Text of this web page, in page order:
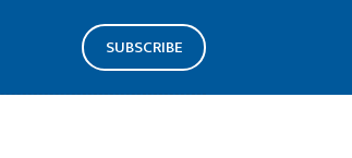
SUBSCRIBE